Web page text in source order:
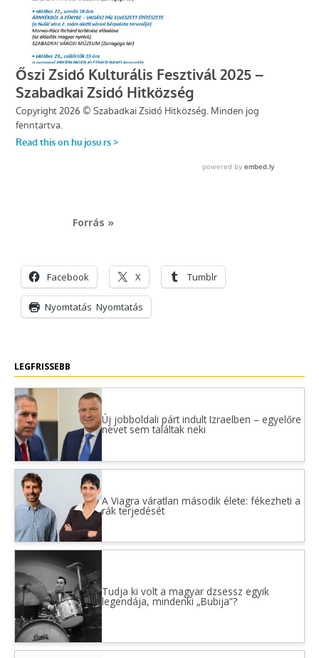
Forrás »
Facebook X Tumblr
Nyomtatás Nyomtatás
LEGFRISSEBB
Új jobboldali párt indult Izraelben – egyelőre
nevet sem találtak neki
A Viagra váratlan második élete: fékezheti a
rák terjedését
Tudja ki volt a magyar dzsessz egyik
legendája, mindenki „Bubija”?